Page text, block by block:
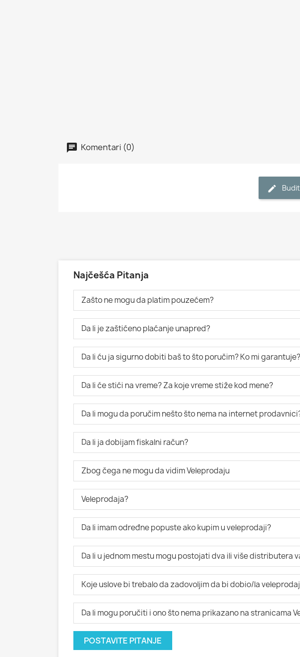
Komentari (0)
Najčešća Pitanja
Zašto ne mogu da platim pouzećem?
Da li je zaštićeno plaćanje unapred?
Da li ću ja sigurno dobiti baš to što poručim? Ko mi garantuje?
Da li će stići na vreme? Za koje vreme stiže kod mene?
Da li mogu da poručim nešto što nema na internet
Da li ja dobijam fiskalni račun?
Zbog čega ne mogu da vidim Veleprodaju
Veleprodaja?
Da li imam određne popuste ako kupim u veleprodaji?
Da li u jednom mestu mogu postojati dva ili više distributera
Koje uslove bi trebalo da zadovoljim da bi dobio/la
Da li mogu poručiti i ono što nema prikazano na stranicama
POSTAVITE PITANJE